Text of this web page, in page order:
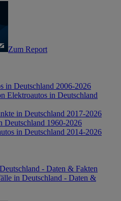
Zum Report
in Deutschland 2006-2026
Elektroautos in Deutschland
in Deutschland 2017-2026
Deutschland 1960-2026
in Deutschland 2014-2026
- Daten & Fakten
in Deutschland - Daten &